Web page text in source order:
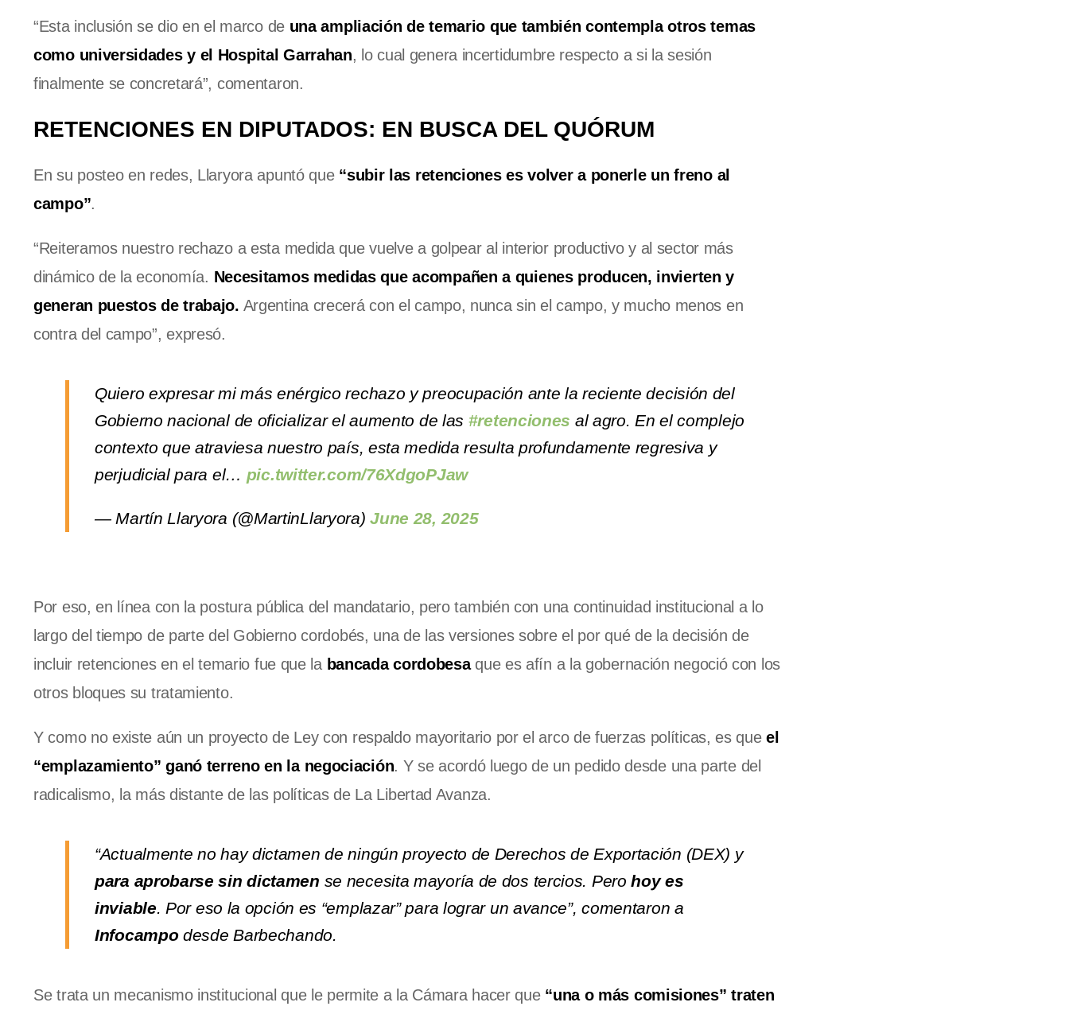
“Esta inclusión se dio en el marco de una ampliación de temario que también contempla otros temas
como universidades y el Hospital Garrahan, lo cual genera incertidumbre respecto a si la sesión
finalmente se concretará”, comentaron.
RETENCIONES EN DIPUTADOS: EN BUSCA DEL QUÓRUM
En su posteo en redes, Llaryora apuntó que “subir las retenciones es volver a ponerle un freno al
campo”.
“Reiteramos nuestro rechazo a esta medida que vuelve a golpear al interior productivo y al sector más
dinámico de la economía. Necesitamos medidas que acompañen a quienes producen, invierten y
generan puestos de trabajo. Argentina crecerá con el campo, nunca sin el campo, y mucho menos en
contra del campo”, expresó.
Quiero expresar mi más enérgico rechazo y preocupación ante la reciente decisión del
Gobierno nacional de oficializar el aumento de las #retenciones al agro. En el complejo
contexto que atraviesa nuestro país, esta medida resulta profundamente regresiva y
perjudicial para el… pic.twitter.com/76XdgoPJaw
— Martín Llaryora (@MartinLlaryora)June 28, 2025
Por eso, en línea con la postura pública del mandatario, pero también con una continuidad institucional a lo
largo del tiempo de parte del Gobierno cordobés, una de las versiones sobre el por qué de la decisión de
incluir retenciones en el temario fue que la bancada cordobesaque es afín a la gobernación negoció con los
otros bloques su tratamiento.
Y como no existe aún un proyecto de Ley con respaldo mayoritario por el arco de fuerzas políticas, es queel
“emplazamiento” ganó terreno en la negociación. Y se acordó luego de un pedido desde una parte del
radicalismo, la más distante de las políticas de La Libertad Avanza.
“Actualmente no hay dictamen de ningún proyecto de Derechos de Exportación (DEX) y
para aprobarse sin dictamen se necesita mayoría de dos tercios. Perohoy es
inviable. Por eso la opción es “emplazar” para lograr un avance”, comentaron a
Infocampodesde Barbechando.
Se trata un mecanismo institucional que le permite a la Cámara hacer que “una o más comisiones” traten